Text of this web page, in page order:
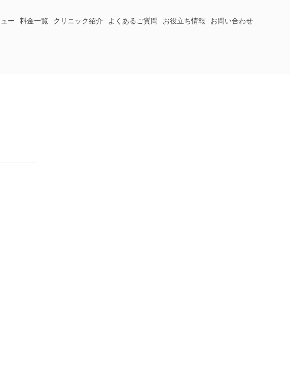
ー 料金一覧 クリニック紹介 よくあるご質問 お役立ち情報 お問い合わせ